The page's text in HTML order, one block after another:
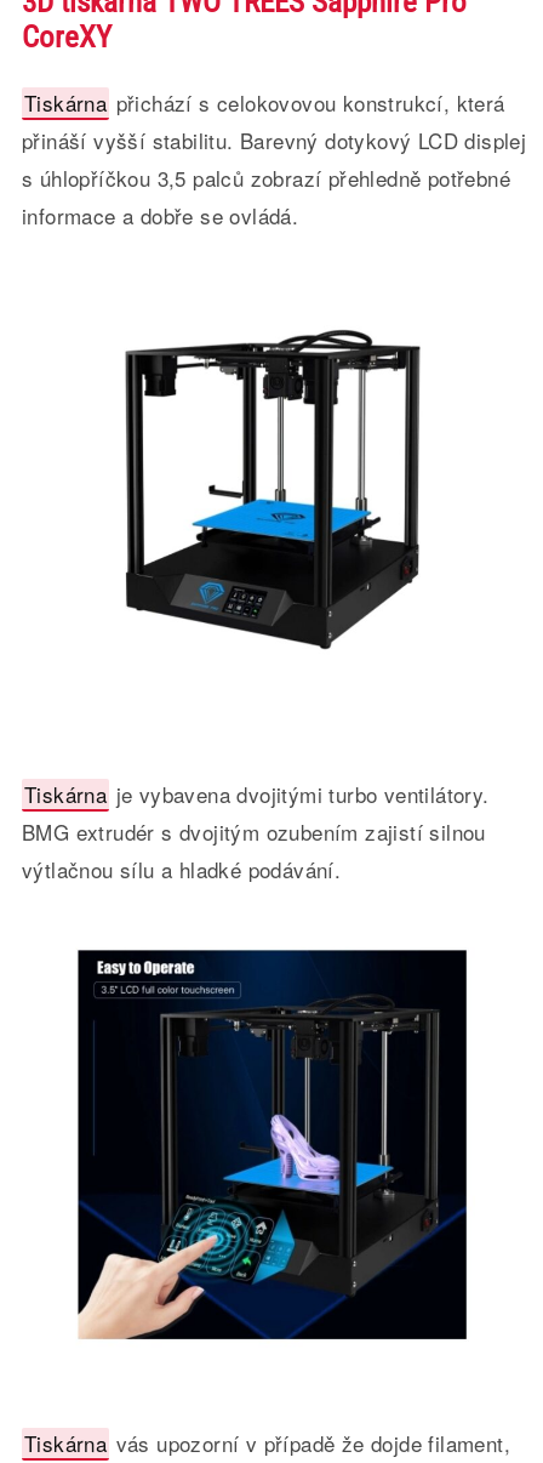
CoreXY
Tiskárna přichází s celokovovou konstrukcí, která
přináší vyšší stabilitu. Barevný dotykový LCD displej
s úhlopříčkou 3,5 palců zobrazí přehledně potřebné
informace a dobře se ovládá.
Tiskárna je vybavena dvojitými turbo ventilátory.
BMG extrudér s dvojitým ozubením zajistí silnou
výtlačnou sílu a hladké podávání.
Tiskárna vás upozorní v případě že dojde filament,